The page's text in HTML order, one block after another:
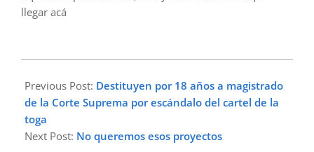
llegar acá
06-
15
Previous Post: Destituyen por 18 años a magistrado
de la Corte Suprema por escándalo del cartel de la
toga
Next Post: No queremos esos proyectos